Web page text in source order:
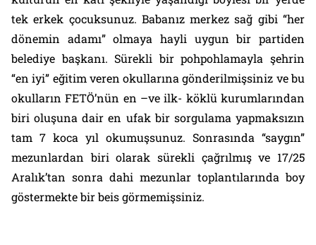
tek erkek çocuksunuz. Babanız merkez sağ gibi “her
dönemin adamı” olmaya hayli uygun bir partiden
belediye başkanı. Sürekli bir pohpohlamayla şehrin
“en iyi” eğitim veren okullarına gönderilmişsiniz ve bu
okulların FETÖ’nün en –ve ilk- köklü kurumlarından
biri oluşuna dair en ufak bir sorgulama yapmaksızın
tam 7 koca yıl okumuşsunuz. Sonrasında “saygın”
mezunlardan biri olarak sürekli çağrılmış ve 17/25
Aralık’tan sonra dahi mezunlar toplantılarında boy
göstermekte bir beis görmemişsiniz.